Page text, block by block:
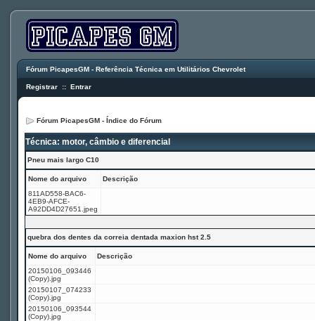
Fórum PicapesGM - Referência Técnica em Utilitários Chevrolet
Registrar :: Entrar
Fórum PicapesGM - Índice do Fórum
Técnica: motor, câmbio e diferencial
Pneu mais largo C10
Nome do arquivo
Descrição
811AD558-BAC6-
4EB9-AFCE-
A92DD4D27651.jpeg
quebra dos dentes da correia dentada maxion hst 2.5
Nome do arquivo
Descrição
20150106_093446
(Copy).jpg
20150107_074233
(Copy).jpg
20150106_093544
(Copy).jpg